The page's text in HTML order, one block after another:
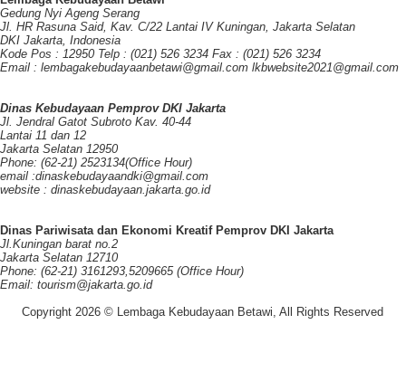
Gedung Nyi Ageng Serang
Jl. HR Rasuna Said, Kav. C/22 Lantai IV Kuningan, Jakarta Selatan
DKI Jakarta, Indonesia
Kode Pos : 12950 Telp : (021) 526 3234 Fax : (021) 526 3234
Email : lembagakebudayaanbetawi@gmail.com lkbwebsite2021@gmail.com
Dinas Kebudayaan Pemprov DKI Jakarta
Jl. Jendral Gatot Subroto Kav. 40-44
Lantai 11 dan 12
Jakarta Selatan 12950
Phone: (62-21) 2523134(Office Hour)
email :dinaskebudayaandki@gmail.com
website : dinaskebudayaan.jakarta.go.id
Dinas Pariwisata dan Ekonomi Kreatif Pemprov DKI Jakarta
Jl.Kuningan barat no.2
Jakarta Selatan 12710
Phone: (62-21) 3161293,5209665 (Office Hour)
Email: tourism@jakarta.go.id
Copyright 2026 © Lembaga Kebudayaan Betawi, All Rights Reserved